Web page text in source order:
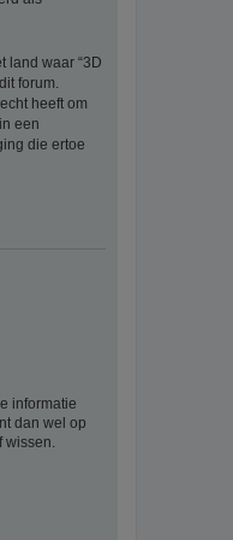
land waar “3D
forum.
heeft om
een
die ertoe
informatie
dan wel op
wissen.